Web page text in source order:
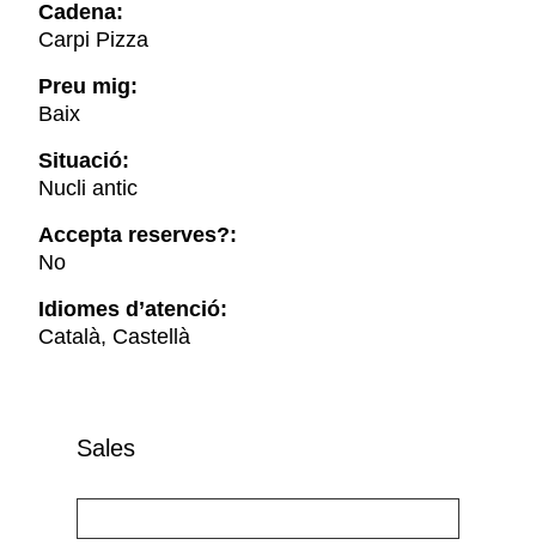
Cadena:
Carpi Pizza
Preu mig:
Baix
Situació:
Nucli antic
Accepta reserves?:
No
Idiomes d’atenció:
Català, Castellà
Sales